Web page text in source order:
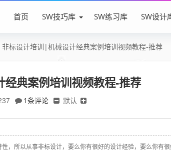
首页 SW技巧库 SW练习库 SW设计
非标设计培训|机械设计经典案例培训视频教程-推荐
经典案例培训视频教程-推荐
1条评论 默认
，所以从事非标设计，要么你有很好的设计经验，要么你有